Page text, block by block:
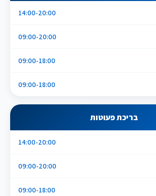
14:00-20:00
09:00-20:00
09:00-18:00
09:00-18:00
בריכת פעוטות
14:00-20:00
09:00-20:00
09:00-18:00